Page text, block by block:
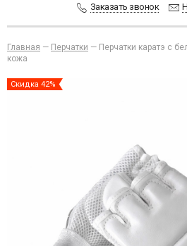
Заказать звонок
Главная — Перчатки — Перчатки каратэ с
кожа
Скидка 42%